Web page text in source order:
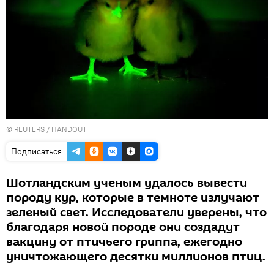
© REUTERS / HANDOUT
Подписаться
Шотландским ученым удалось вывести
породу кур, которые в темноте излучают
зеленый свет. Исследователи уверены, что
благодаря новой породе они создадут
вакцину от птичьего гриппа, ежегодно
уничтожающего десятки миллионов птиц.